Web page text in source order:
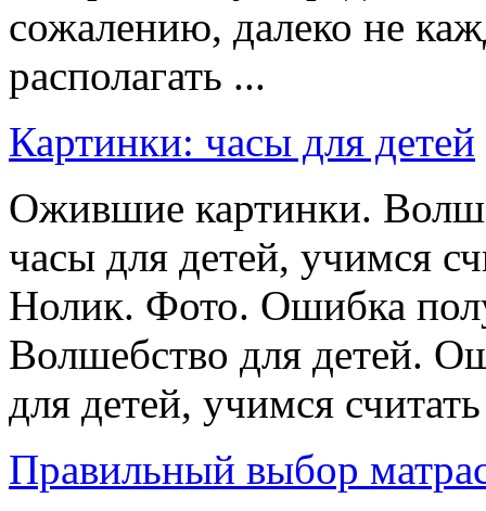
сожалению, далеко не
располагать ...
Картинки: часы для детей
Ожившие картинки.
часы для детей, учимся
Нолик. Фото. Ошибка
Волшебство для детей.
для детей, учимся
Правильный выбор